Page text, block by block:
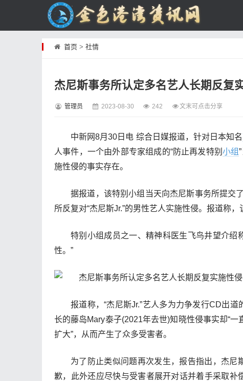
首页 >社情
杰尼斯事务所认定多名艺人长期反复
管理员 2023-08-30 242 文末可点击分享
中新网8月30日电 综合日媒报道，针对日本知名
人事件，一个由外部专家组成的“防止再发特别小组
施性侵的事实存在。
据报道，该特别小组当天向杰尼斯事务所提交
所反复对“杰尼斯Jr.”的男性艺人实施性侵。报道称
特别小组成员之一、精神科医生飞鸟井望介绍
性。”
报道称，“杰尼斯Jr.”艺人多为力争发行CD出
长的藤岛Mary泰子(2021年去世)知晓性侵事实却“一
扩大”，从而产生了众多受害者。
为了防止类似问题再次发生，报告指出，杰
歉，此外还应尽快与受害者展开对话并着手采取